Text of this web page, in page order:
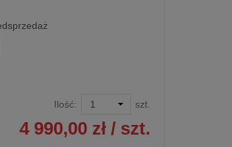
Ilość: szt.
4 990,00 zł/ szt.